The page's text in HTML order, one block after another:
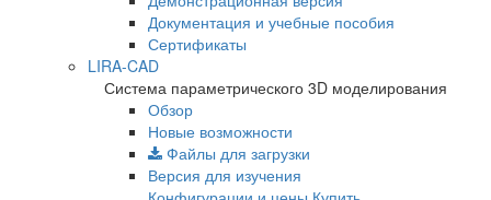
Документация и учебные пособия
Сертификаты
LIRA-CAD
Система параметрического 3D моделирования
Обзор
Новые возможности
Файлы для загрузки
Версия для изучения